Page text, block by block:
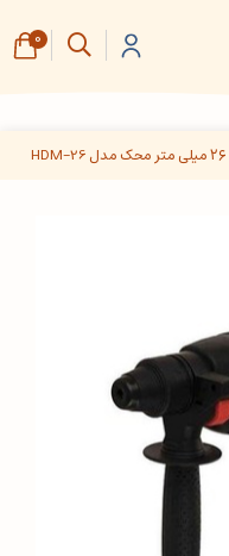
0